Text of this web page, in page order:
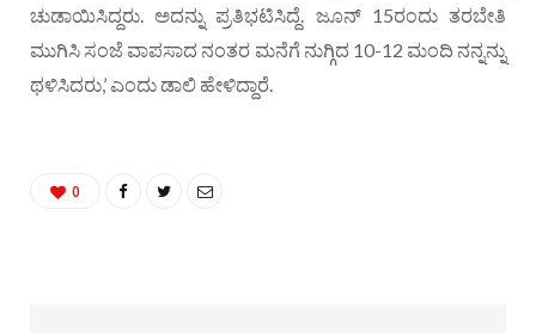
ಚುಡಾಯಿಸಿದ್ದರು. ಅದನ್ನು ಪ್ರತಿಭಟಿಸಿದ್ದೆ. ಜೂನ್‌ 15ರಂದು ತರಬೇತಿ
ಮುಗಿಸಿ ಸಂಜೆ ವಾಪಸಾದ ನಂತರ ಮನೆಗೆ ನುಗ್ಗಿದ 10-12 ಮಂದಿ ನನ್ನನ್ನು
ಥಳಿಸಿದರು,’ ಎಂದು ಡಾಲಿ ಹೇಳಿದ್ದಾರೆ.
0